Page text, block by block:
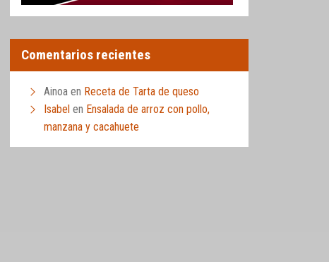
Comentarios recientes
Ainoa en Receta de Tarta de queso
Isabel en Ensalada de arroz con pollo,
manzana y cacahuete